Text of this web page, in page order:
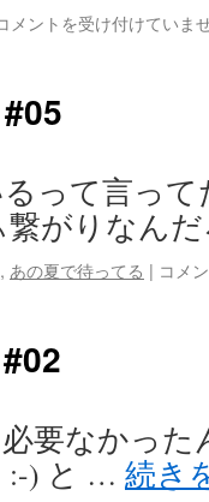
「Faith
FUTURE
2012』
メントを受け付けていま
って言って
繋がりなん
, あの夏で待ってる | あ
る
#05
は
コメ
要なかった
:-) と … 続き